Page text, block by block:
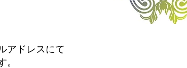
アドレスにて
。